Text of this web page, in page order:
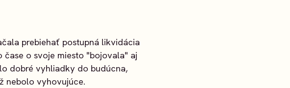
prebiehať postupná likvidácia
čase o svoje miesto "bojovala" aj
dobré vyhliadky do budúcna,
nebolo vyhovujúce.